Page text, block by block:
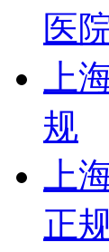
医
上
规
上
正